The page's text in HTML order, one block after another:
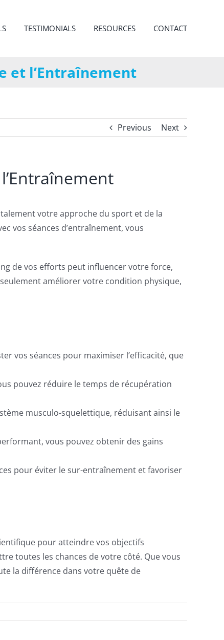
TESTIMONIALS RESOURCES CONTACT
et l’Entraînement
Previous Next
votre approche du sport et de la
vos séances d’entraînement, vous
de vos efforts peut influencer votre force,
améliorer votre condition physique,
vos séances pour maximiser l’efficacité, que
pouvez réduire le temps de récupération
musculo-squelettique, réduisant ainsi le
vous pouvez obtenir des gains
pour éviter le sur-entraînement et favoriser
pour atteindre vos objectifs
toutes les chances de votre côté. Que vous
la différence dans votre quête de